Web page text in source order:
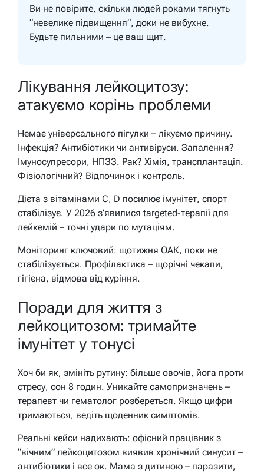
Ви не повірите, скільки людей роками тягнуть
“невелике підвищення”, доки не вибухне.
Будьте пильними – це ваш щит.
Лікування лейкоцитозу:
атакуємо корінь проблеми
Немає універсального пігулки – лікуємо причину.
Інфекція? Антибіотики чи антивіруси. Запалення?
Імуносупресори, НПЗЗ. Рак? Хімія, трансплантація.
Фізіологічний? Відпочинок і контроль.
Дієта з вітамінами С, D посилює імунітет, спорт
стабілізує. У 2026 з’явилися targeted-терапії для
лейкемій – точні удари по мутаціям.
Моніторинг ключовий: щотижня ОАК, поки не
стабілізується. Профілактика – щорічні чекапи,
гігієна, відмова від куріння.
Поради для життя з
лейкоцитозом: тримайте
імунітет у тонусі
Хоч би як, змініть рутину: більше овочів, йога проти
стресу, сон 8 годин. Уникайте самопризначень –
терапевт чи гематолог розбереться. Якщо цифри
тримаються, ведіть щоденник симптомів.
Реальні кейси надихають: офісний працівник з
“вічним” лейкоцитозом виявив хронічний синусит –
антибіотики і все ок. Мама з дитиною – паразити,